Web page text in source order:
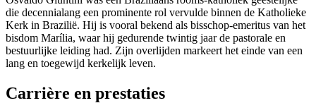
die decennialang een prominente rol vervulde binnen de Katholieke
Kerk in Brazilië. Hij is vooral bekend als bisschop-emeritus van het
bisdom Marília, waar hij gedurende twintig jaar de pastorale en
bestuurlijke leiding had. Zijn overlijden markeert het einde van een
lang en toegewijd kerkelijk leven.
Carrière en prestaties